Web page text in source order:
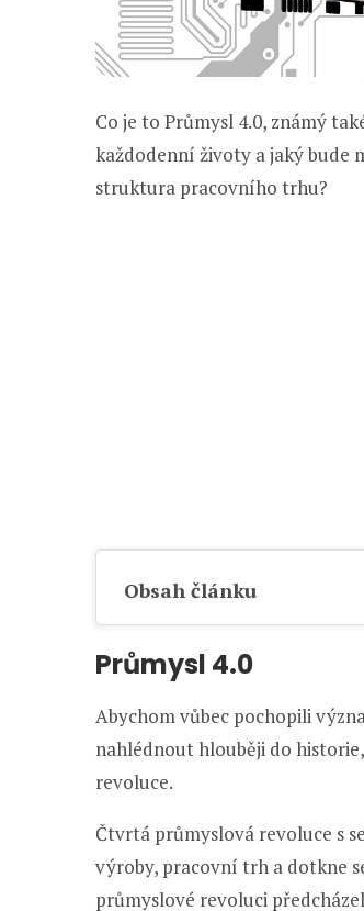
Co je to Průmysl 4.0, známý
každodenní životy a jaký bude
struktura pracovního trhu?
Obsah článku
Průmysl 4.0
Abychom vůbec pochopili
nahlédnout hlouběji do
revoluce.
Čtvrtá průmyslová revoluce s
výroby, pracovní trh a dotkne
průmyslové revoluci